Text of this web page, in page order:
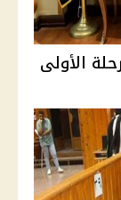
الأولى